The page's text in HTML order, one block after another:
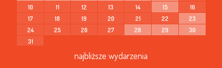
10 11 12 13 14 15
16
17
18 19 20 21 22
23
24
25 26 27 28 29
30
31
najbliższe wydarzenia